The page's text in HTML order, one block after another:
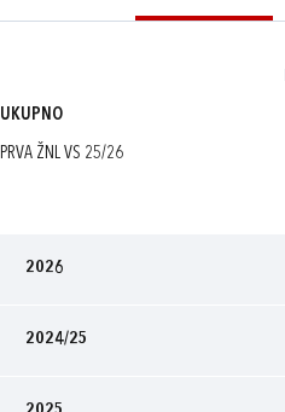
UKUPNO
PRVA ŽNL VS 25/26
2026
2024/25